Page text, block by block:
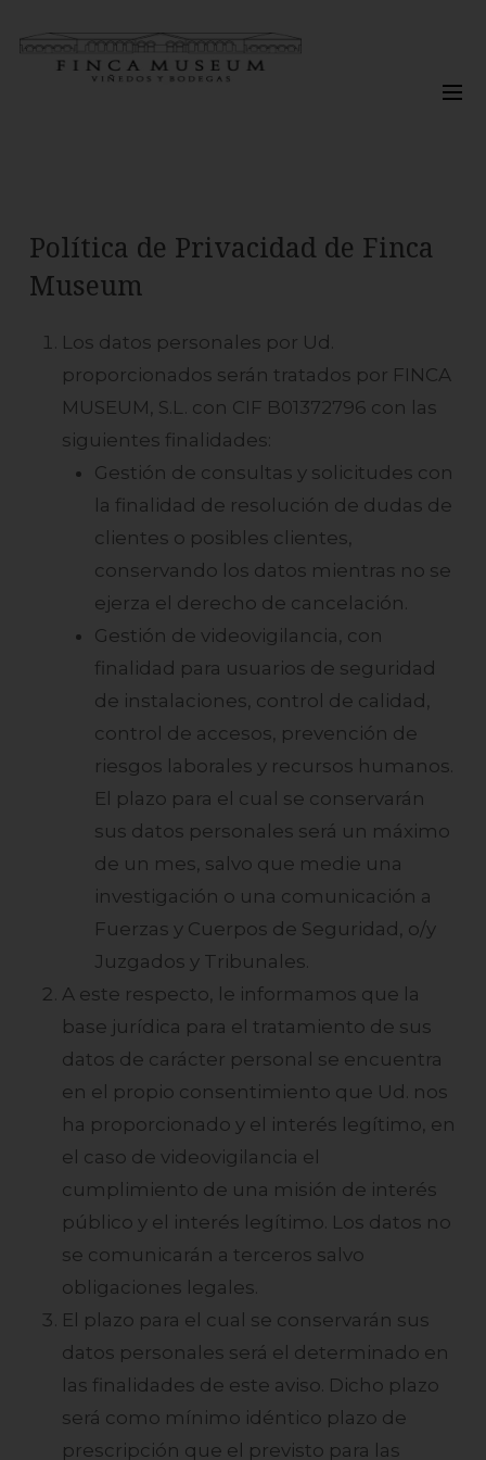
Política de Privacidad de Finca
Museum
Los datos personales por Ud.
proporcionados serán tratados por FINCA
MUSEUM, S.L. con CIF B01372796 con las
siguientes finalidades:
Gestión de consultas y solicitudes con
la finalidad de resolución de dudas de
clientes o posibles clientes,
conservando los datos mientras no se
ejerza el derecho de cancelación.
Gestión de videovigilancia, con
finalidad para usuarios de seguridad
de instalaciones, control de calidad,
control de accesos, prevención de
riesgos laborales y recursos humanos.
El plazo para el cual se conservarán
sus datos personales será un máximo
de un mes, salvo que medie una
investigación o una comunicación a
Fuerzas y Cuerpos de Seguridad, o/y
Juzgados y Tribunales.
A este respecto, le informamos que la
base jurídica para el tratamiento de sus
datos de carácter personal se encuentra
en el propio consentimiento que Ud. nos
ha proporcionado y el interés legítimo, en
el caso de videovigilancia el
cumplimiento de una misión de interés
público y el interés legítimo. Los datos no
se comunicarán a terceros salvo
obligaciones legales.
El plazo para el cual se conservarán sus
datos personales será el determinado en
las finalidades de este aviso. Dicho plazo
será como mínimo idéntico plazo de
prescripción que el previsto para las